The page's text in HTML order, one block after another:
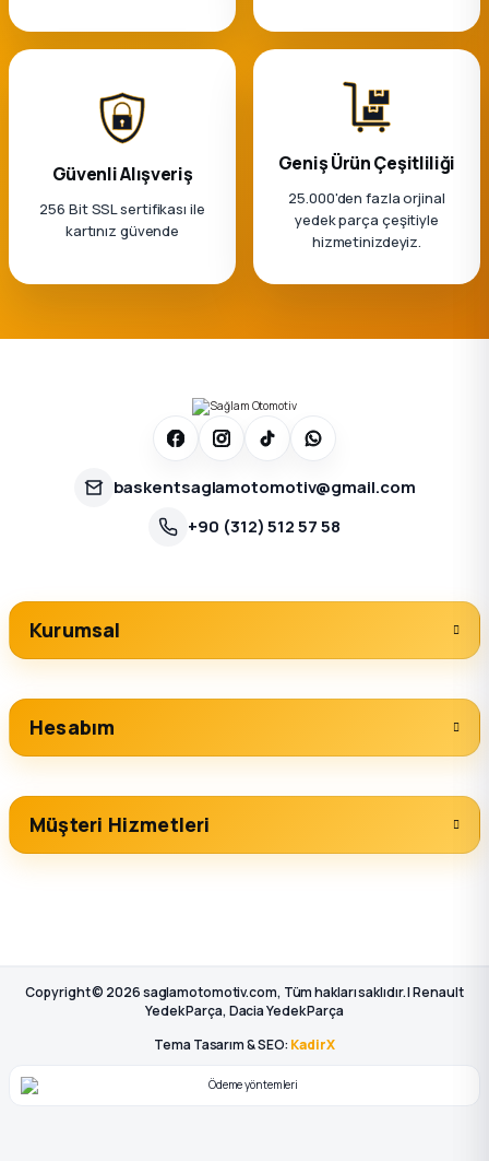
Güvenli Alışveriş
256 Bit SSL sertifikası ile
kartınız güvende
Geniş Ürün Çeşitliliği
25.000'den fazla orjinal
yedek parça çeşitiyle
hizmetinizdeyiz.
baskentsaglamotomotiv@gmail.com
+90 (312) 512 57 58
Kurumsal
Hesabım
Müşteri Hizmetleri
Copyright © 2026 saglamotomotiv.com, Tüm hakları saklıdır. | Renault
Yedek Parça, Dacia Yedek Parça
Tema Tasarım & SEO: KadirX